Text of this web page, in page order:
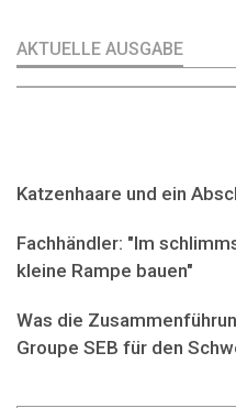
AKTUELLE AUSGABE
Katzenhaare und ein
Fachhändler: "Im
kleine Rampe bauen"
Was die
Groupe SEB für den